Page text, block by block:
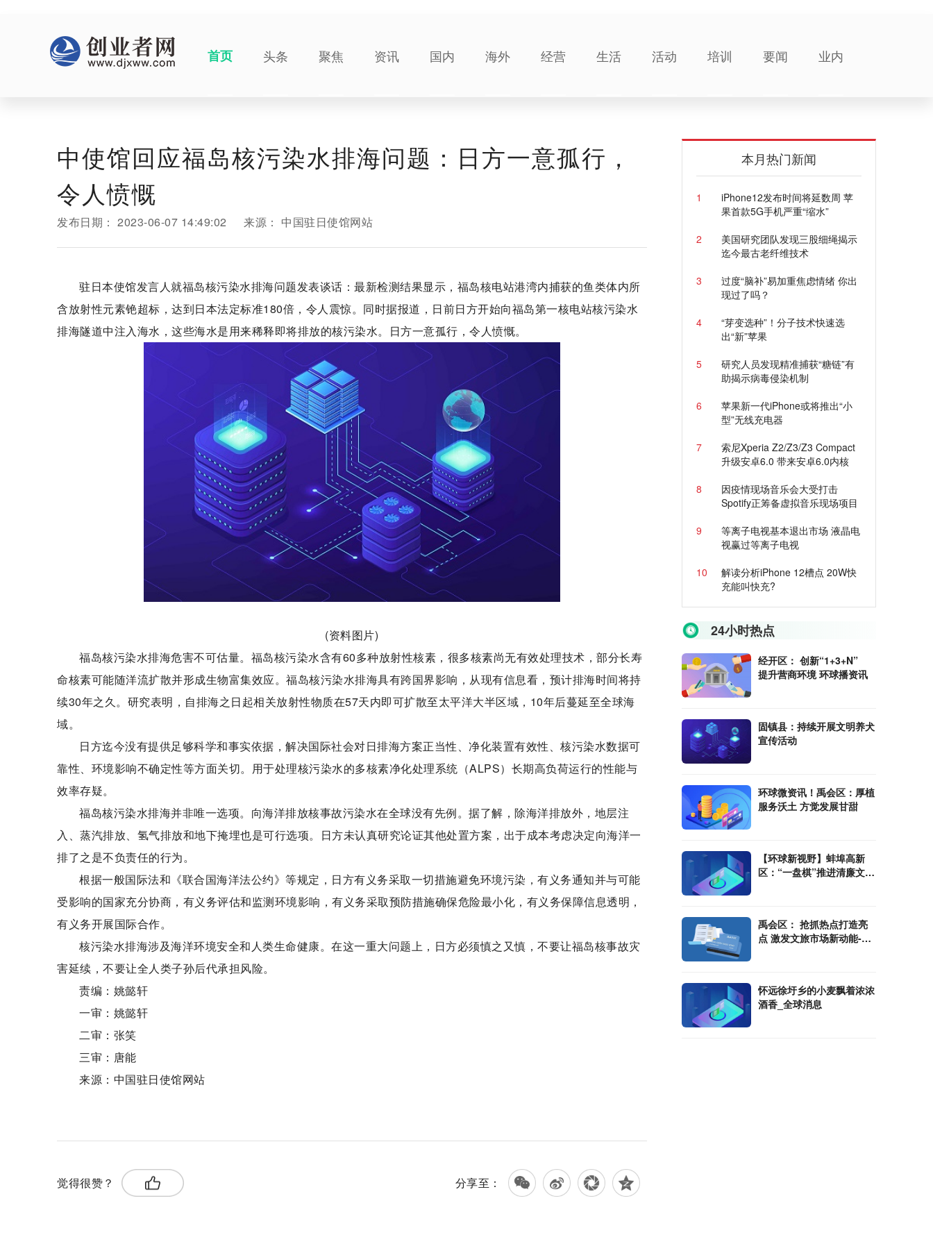
首页 头条 聚焦 资讯 国内 海外 经营 生活 活动 培训 要闻 业内
中使馆回应福岛核污染水排海问题：日方一意孤行，
令人愤慨
发布日期： 2023-06-07 14:49:02 来源： 中国驻日使馆网站
驻日本使馆发言人就福岛核污染水排海问题发表谈话：最新检测结果显示，福岛核电站港湾内捕获的鱼类体内所
含放射性元素铯超标，达到日本法定标准180倍，令人震惊。同时据报道，日前日方开始向福岛第一核电站核污染水
排海隧道中注入海水，这些海水是用来稀释即将排放的核污染水。日方一意孤行，令人愤慨。
(资料图片)
福岛核污染水排海危害不可估量。福岛核污染水含有60多种放射性核素，很多核素尚无有效处理技术，部分长寿
命核素可能随洋流扩散并形成生物富集效应。福岛核污染水排海具有跨国界影响，从现有信息看，预计排海时间将持
续30年之久。研究表明，自排海之日起相关放射性物质在57天内即可扩散至太平洋大半区域，10年后蔓延至全球海
域。
日方迄今没有提供足够科学和事实依据，解决国际社会对日排海方案正当性、净化装置有效性、核污染水数据可
靠性、环境影响不确定性等方面关切。用于处理核污染水的多核素净化处理系统（ALPS）长期高负荷运行的性能与
效率存疑。
福岛核污染水排海并非唯一选项。向海洋排放核事故污染水在全球没有先例。据了解，除海洋排放外，地层注
入、蒸汽排放、氢气排放和地下掩埋也是可行选项。日方未认真研究论证其他处置方案，出于成本考虑决定向海洋一
排了之是不负责任的行为。
根据一般国际法和《联合国海洋法公约》等规定，日方有义务采取一切措施避免环境污染，有义务通知并与可能
受影响的国家充分协商，有义务评估和监测环境影响，有义务采取预防措施确保危险最小化，有义务保障信息透明，
有义务开展国际合作。
核污染水排海涉及海洋环境安全和人类生命健康。在这一重大问题上，日方必须慎之又慎，不要让福岛核事故灾
害延续，不要让全人类子孙后代承担风险。
责编：姚懿轩
一审：姚懿轩
二审：张笑
三审：唐能
来源：中国驻日使馆网站
觉得很赞？ 分享至：
本月热门新闻
1
iPhone12发布时间将延数周 苹
果首款5G手机严重“缩水”
2
美国研究团队发现三股细绳揭示
迄今最古老纤维技术
3
过度“脑补”易加重焦虑情绪 你出
现过了吗？
4
“芽变选种”！分子技术快速选
出“新”苹果
5
研究人员发现精准捕获“糖链”有
助揭示病毒侵染机制
6
苹果新一代iPhone或将推出“小
型”无线充电器
7
索尼Xperia Z2/Z3/Z3 Compact
升级安卓6.0 带来安卓6.0内核
8
因疫情现场音乐会大受打击
Spotify正筹备虚拟音乐现场项目
9
等离子电视基本退出市场 液晶电
视赢过等离子电视
10
解读分析iPhone 12槽点 20W快
充能叫快充?
24小时热点
经开区： 创新“1+3+N”
提升营商环境 环球播资讯
固镇县：持续开展文明养犬
宣传活动
环球微资讯！禹会区：厚植
服务沃土 方觉发展甘甜
【环球新视野】蚌埠高新
区：“一盘棋”推进清廉文化
禹会区： 抢抓热点打造亮
点 激发文旅市场新动能-环
怀远徐圩乡的小麦飘着浓浓
酒香_全球消息